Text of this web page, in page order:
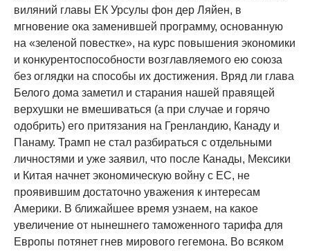
виляний главы ЕК Урсулы фон дер Ляйен, в
мгновение ока заменившей программу, основанную
на «зеленой повестке», на курс повышения экономики
и конкурентоспособности возглавляемого ею союза
без оглядки на способы их достижения. Вряд ли глава
Белого дома заметил и старания нашей правящей
верхушки не вмешиваться (а при случае и горячо
одобрить) его притязания на Гренландию, Канаду и
Панаму. Трамп не стал разбираться с отдельными
личностями и уже заявил, что после Канады, Мексики
и Китая начнет экономическую войну с ЕС, не
проявившим достаточно уважения к интересам
Америки. В ближайшее время узнаем, на какое
увеличение от нынешнего таможенного тарифа для
Европы потянет гнев мирового гегемона. Во всяком